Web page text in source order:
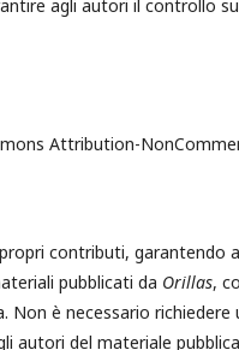
agli autori il controllo
Attribution-
contributi, garantendo
pubblicati da Orillas,
è necessario richiedere
autori del materiale